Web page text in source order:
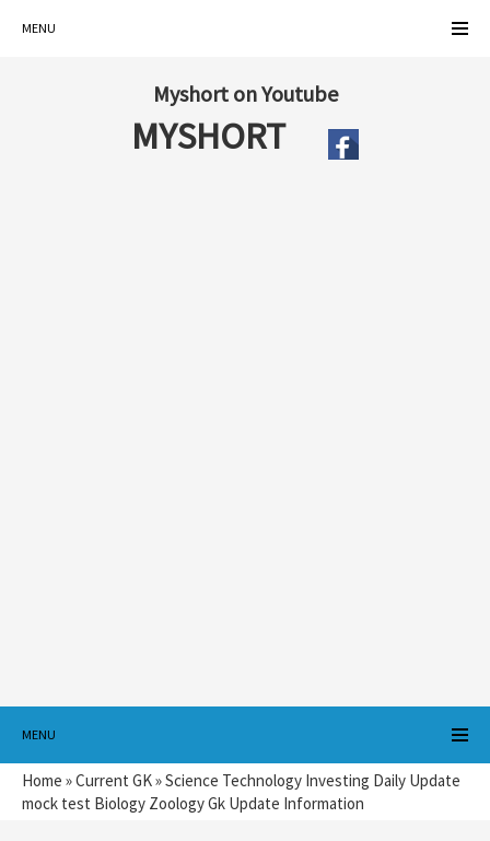
MENU
Myshort on Youtube
MYSHORT
MENU
Home »Current GK»Science Technology Investing Daily Update
mock test Biology Zoology Gk Update Information